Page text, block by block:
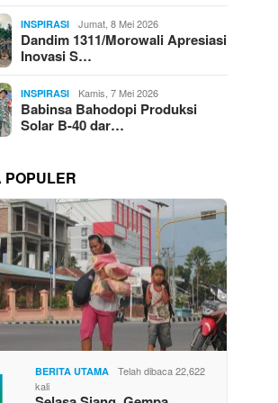
INSPIRASI Jumat, 8 Mei 2026
Dandim 1311/Morowali Apresiasi
Inovasi S…
INSPIRASI Kamis, 7 Mei 2026
Babinsa Bahodopi Produksi
Solar B-40 dar…
POPULER
BERITA UTAMA
Telah dibaca 22,622
kali